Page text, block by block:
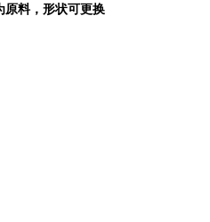
原料，形状可更换